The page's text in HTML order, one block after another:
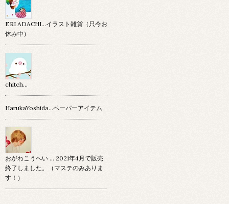
ERI ADACHI...イラスト雑貨（只今お
休み中）
chitch…
HarukaYoshida…ペーパーアイテム
おがわこうへい … 2021年4月で販売
終了しました。（マステのみありま
す！）